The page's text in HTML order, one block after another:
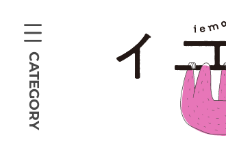
CATEGORY